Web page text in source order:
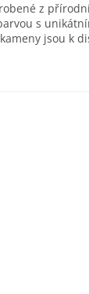
z
s
jsou k